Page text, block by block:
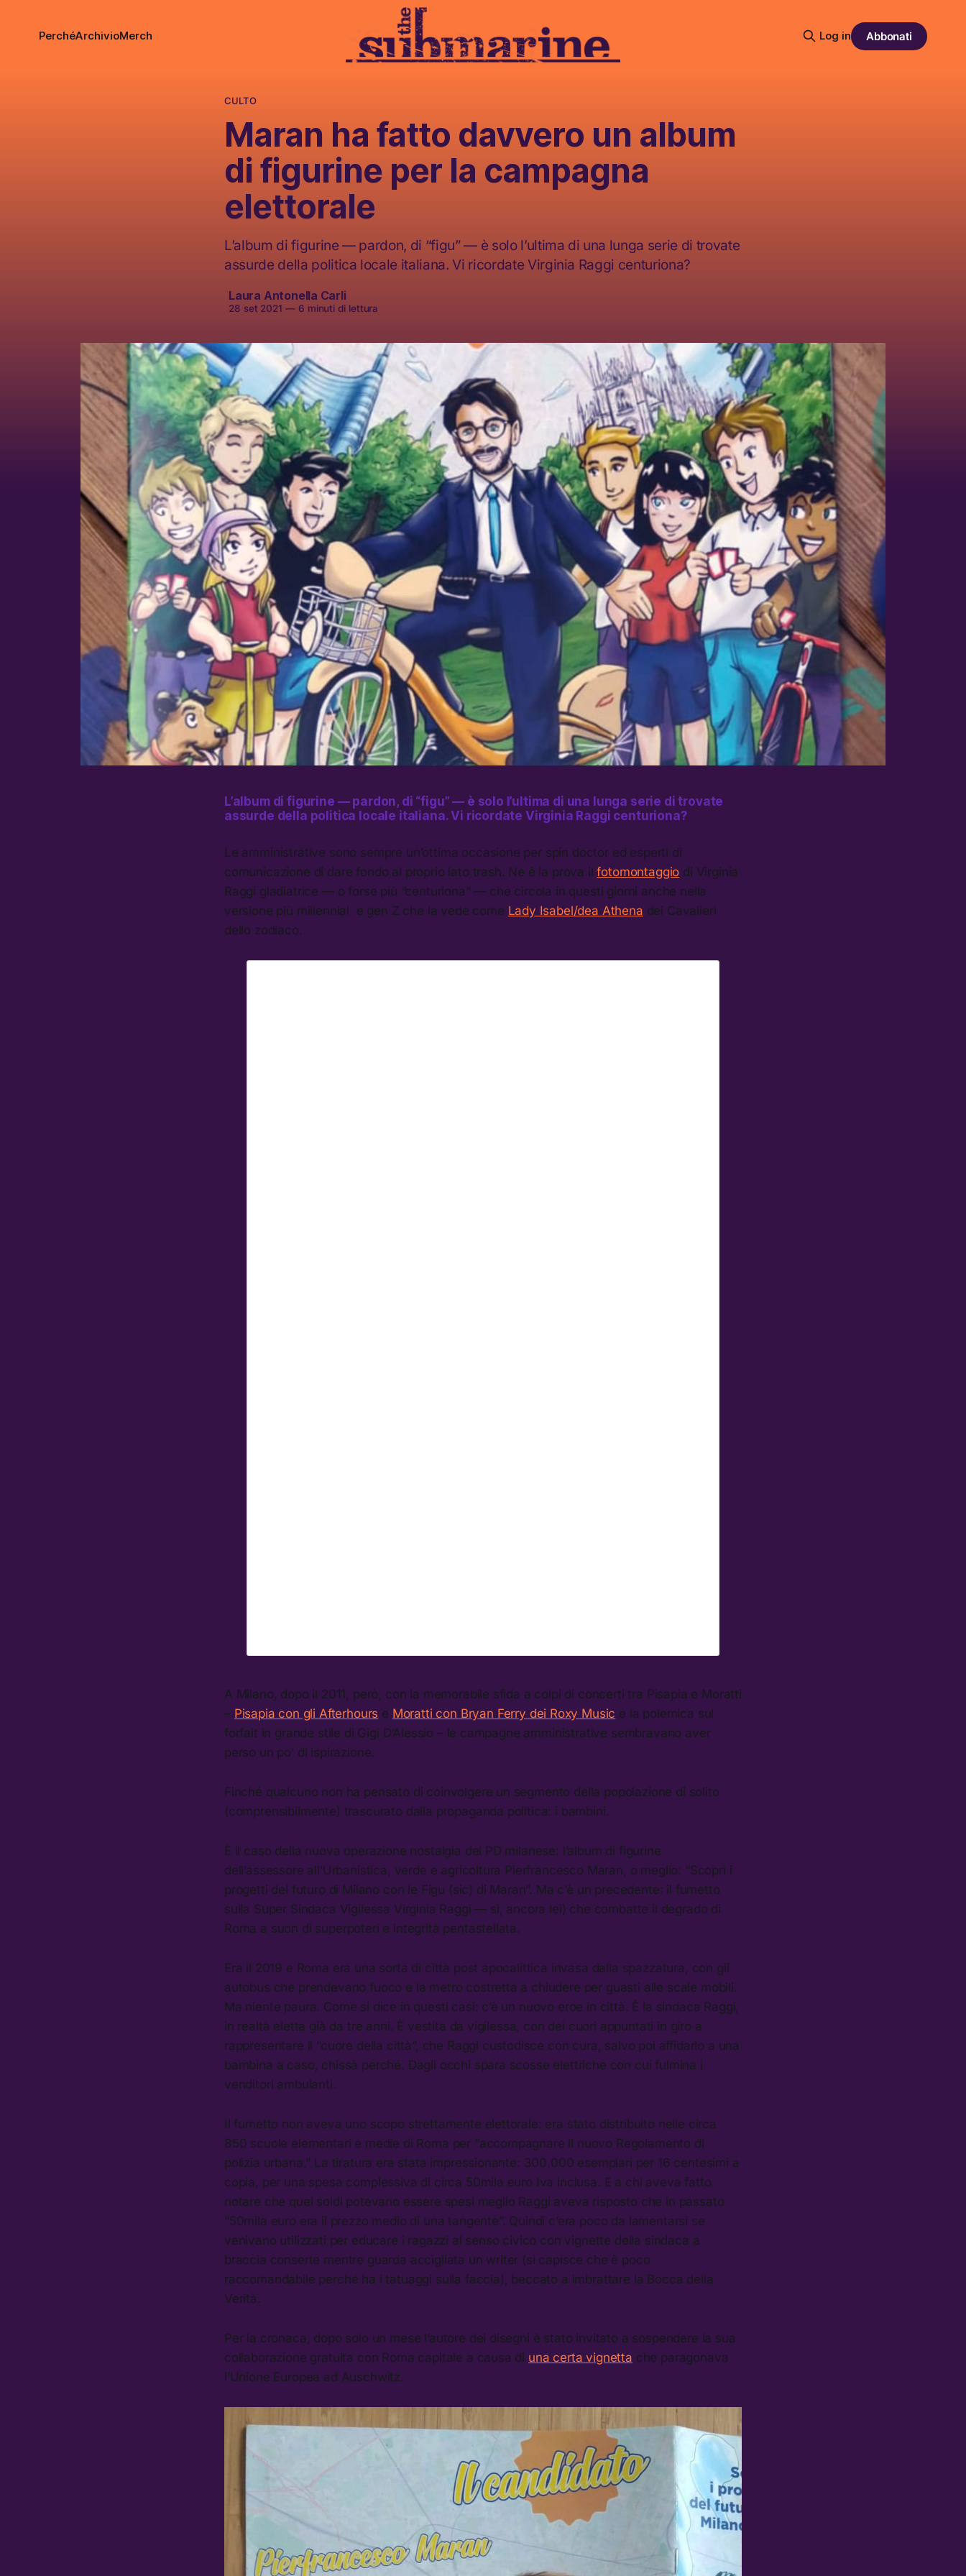
PerchéArchivioMerch Log in Abbonati
CULTO
Maran ha fatto davvero un album
di figurine per la campagna
elettorale
L’album di figurine — pardon, di “figu” — è solo l’ultima di una lunga serie di trovate
assurde della politica locale italiana. Vi ricordate Virginia Raggi centuriona?
Laura Antonella Carli
28 set 2021 —6 minuti di lettura
L’album di figurine — pardon, di “figu” — è solo l’ultima di una lunga serie di trovate
assurde della politica locale italiana. Vi ricordate Virginia Raggi centuriona?
Le amministrative sono sempre un’ottima occasione per spin doctor ed esperti di
comunicazione di dare fondo al proprio lato trash. Ne è la prova ilfotomontaggio di Virginia
Raggi gladiatrice — o forse più “centuriona” — che circola in questi giorni anche nella
versione più millennial e gen Z che la vede come Lady Isabel/dea Athena dei Cavalieri
dello zodiaco.
A Milano, dopo il 2011, però, con la memorabile sfida a colpi di concerti tra Pisapia e Moratti
– Pisapia con gli Afterhours e Moratti con Bryan Ferry dei Roxy Music e la polemica sul
forfait in grande stile di Gigi D’Alessio – le campagne amministrative sembravano aver
perso un po’ di ispirazione.
Finché qualcuno non ha pensato di coinvolgere un segmento della popolazione di solito
(comprensibilmente) trascurato dalla propaganda politica: i bambini.
È il caso della nuova operazione nostalgia del PD milanese: l’album di figurine
dell’assessore all’Urbanistica, verde e agricoltura Pierfrancesco Maran, o meglio: “Scopri i
progetti del futuro di Milano con le Figu (sic) di Maran”. Ma c’è un precedente: il fumetto
sulla Super Sindaca Vigilessa Virginia Raggi — sì, ancora lei) che combatte il degrado di
Roma a suon di superpoteri e integrità pentastellata.
Era il 2019 e Roma era una sorta di città post apocalittica invasa dalla spazzatura, con gli
autobus che prendevano fuoco e la metro costretta a chiudere per guasti alle scale mobili.
Ma niente paura. Come si dice in questi casi: c’è un nuovo eroe in città. È la sindaca Raggi,
in realtà eletta già da tre anni. È vestita da vigilessa, con dei cuori appuntati in giro a
rappresentare il “cuore della città”, che Raggi custodisce con cura, salvo poi affidarlo a una
bambina a caso, chissà perché. Dagli occhi spara scosse elettriche con cui fulmina i
venditori ambulanti.
Il fumetto non aveva uno scopo strettamente elettorale: era stato distribuito nelle circa
850 scuole elementari e medie di Roma per “accompagnare il nuovo Regolamento di
polizia urbana.” La tiratura era stata impressionante: 300.000 esemplari per 16 centesimi a
copia, per una spesa complessiva di circa 50mila euro Iva inclusa. E a chi aveva fatto
notare che quei soldi potevano essere spesi meglio Raggi aveva risposto che in passato
“50mila euro era il prezzo medio di una tangente”. Quindi c’era poco da lamentarsi se
venivano utilizzati per educare i ragazzi al senso civico con vignette della sindaca a
braccia conserte mentre guarda accigliata un writer (si capisce che è poco
raccomandabile perché ha i tatuaggi sulla faccia), beccato a imbrattare la Bocca della
Verità.
Per la cronaca, dopo solo un mese l’autore dei disegni è stato invitato a sospendere la sua
collaborazione gratuita con Roma capitale a causa di una certa vignetta che paragonava
l’Unione Europea ad Auschwitz.